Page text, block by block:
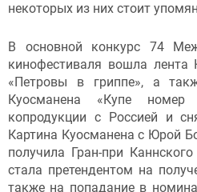
некоторых из них стоит
В основной конкурс 74
кинофестиваля вошла лента
«Петровы в гриппе», а
Куосманена «Купе
копродукции с Россией и
Картина Куосманена с Юрой
получила Гран-при
стала претендентом на
также на попадание в